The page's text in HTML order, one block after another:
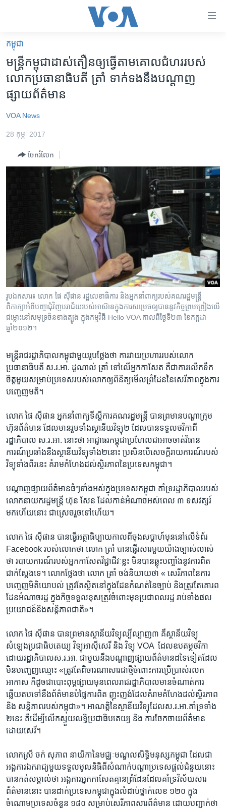
គេហទំព័រ​
ទាក់ទង
និង​
ចូល​
ទំព័រ​
ព័ត៌មាន​​
រំលង​
រំលង​
ចូល​
ទៅ​
កាន់​
ទំព័រ​
ស្វែង​
កម្ពុជា
អន្តរជាតិ
អាមេរិក
ព្រឹត្តិការណ៍ព័ត៌មាន
ទូរទស្សន៍ / វីដេអូ​
វិទ្យុ / ផតខាសថ៍
Khmer English
បណ្តាញ​សង្គម
ភាសា
កម្ពុជា
មន្រ្តីកម្ពុជា​ដាស់​តឿន​ឲ្យ​ធ្វើ​តាម​គោល​ជំហរ​របស់​
លោកប្រធានាធិបតី​​ ត្រាំ​ ទាក់​ទង​នឹង​បណ្តាញ​
ផ្សាយ​ព័ត៌មាន
VOA News
28 កុម្ភៈ 2017
ចែករំលែក
រូបឯកសារ៖ លោក ផៃ ស៊ីផាន រដ្ឋលេខាធិការ និង​អ្នក​នាំ​ពាក្យ​របស់​គណរដ្ឋមន្ត្រី
ពិភាក្សា​អំពី​បញ្ហា​ជុំវិញ​បរាជ័យ​របស់​អាស៊ាន​ក្នុងការ​សម្រេច​ឲ្យ​បាន​នូវ​កិច្ច​ព្រម​ព្រៀង​លើ​
ជម្លោះ​នៅ​សមុទ្រចិន​ខាង​ត្បូង ក្នុង​កម្មវិធី Hello VOA កាលពី​ថ្ងៃទី២៣ ខែកក្កដា
ឆ្នាំ២០១២។
មន្រ្តី​រាជ​រដ្ឋាភិបាល​កម្ពុជា​មួយរូប​ថ្លែង​ថា ការ​វាយ​ប្រហារ​របស់​លោក​
ប្រធានាធិបតី​ ស.រ.អា. ដូណាល់ ត្រាំ​ ទៅ​លើ​អ្នក​កាសែត​ គឺ​ជា​ការ​លើក​ទឹក​
ចិត្ត​មួយ​សម្រាប់​ប្រទេស​របស់​លោក​ឲ្យ​ពិនិត្យ​មើលព្រំ​ដែន​នៃ​សេរីភាព​ក្នុង​ការ​
បញ្ចេញ​មតិ។
លោក​ ផៃ ស៊ីផាន ​អ្នកនាំពាក្យ​ទីស្តីការ​គណរដ្ឋ​មន្ត្រី បាន​ព្រមាន​បណ្តា​ក្រុម​
ហ៊ុន​ព័ត៌មាន​ ដែល​មាន​រួម​ទាំង​ស្ថានីយវិទ្យុ​២​ ដែល​បាន​ទទួល​ថវិកា​ពី​
រដ្ឋាភិបាល​ ស.រ.អា.​ នោះ​ថា អាជ្ញាធរ​កម្ពុជា​ប្រហែល​ជា​អាច​ចាត់​វិធាន
ការណ៍​ប្រឆាំង​នឹង​ស្ថានីយ​វិទ្យុ​ទាំង​២​នោះ ​ប្រសិន​បើសេចក្តី​រាយការណ៍​របស់​
វិទ្យុ​ទាំង​ពីរ​នេះ ​គំរាម​កំហែង​ដល់​ស្ថិរភាព​នៃ​ប្រទេស​កម្ពុជា។
បណ្តាញ​ផ្សាយ​ព័ត៌មាន​ធំៗ​ទាំង​អស់​ក្នុង​ប្រទេស​កម្ពុជា ​គាំ​ទ្រ​រដ្ឋាភិបាល​របស់​
លោក​នាយក​រដ្ឋ​មន្ត្រី ហ៊ុន សែន​ ដែល​កាន់​អំណាច​អស់​ពេល​ ៣ ​ទសវត្សរ៍​
មក​ហើយ​នោះ​ ជា​ស្រេច​រួច​ទៅ​ហើយ។
លោក​ ផៃ ស៊ីផាន បាន​ធ្វើ​អត្ថាធិប្បាយ​កាល​ពី​ចុង​សប្តាហ៍​មុន​នៅ​លើ​ទំព័រ ​
Facebook ​របស់​លោក​ថា លោក​ ត្រាំ ​បាន​ផ្ញើរ​សារ​មួយ​យ៉ាង​ច្បាស់​លាស់​
ថា របាយការណ៍​របស់​អ្នក​កាសែត​វិជ្ជាជីវៈ​ខ្លះ មិន​បាន​ឆ្លុះ​បញ្ចាំង​នូវ​ការពិត​
ជាក់​ស្តែង​ទេ។ លោក​ថ្លែង​ថា លោក​ ត្រាំ ​ចង់​និយាយ​ថា « សេរីភាព​នៃ​ការ​
បញ្ចេញ​មិតិ​យោបល់ ត្រូវ​តែ​ស្ថិត​នៅ​ក្នុង​ដែន​កំណត់​នៃ​ច្បាប់ និង​ត្រូវ​តែ​គោរព​
ដែន​អំណាច​រដ្ឋ ក្នុង​កិច្ច​ទទួល​ខុស​ត្រូវ​ចំពោះ​មុខ​ប្រជាពលរដ្ឋ រាប់​ទាំង​ផល​
ប្រយោជន៍​និង​សន្តិភាព​ជាតិ»។
លោក​ ផៃ ស៊ីផាន ​បាន​ព្រមាន​ស្ថានីយ​វិទ្យុ​ល្បី​ល្បាញ​៣​ គឺ​ស្ថានីយវិទ្យុ​
សំឡេង​ប្រជាធិបតេយ្យ ​វិទ្យុអាស៊ីសេរី និង​ វិទ្យុ ​VOA ​ ដែល​ឧបតម្ថ​ថវិកា​
ដោយ​រដ្ឋាភិបាល​ស.រ.អា. ជាមួយ​នឹង​បណ្តាញ​ផ្សាយ​ព័ត៌មាន​ដទៃ​ទៀត​ដែល​
មិន​បញ្ចេញ​ឈ្មោះ​ «ត្រូវ​តែ​ពិចារណា​សារជា​ថ្មី​ចំពោះ​ការ​ប្រើប្រាស់​រលក​
អាកាស ក៏​ដូច​ជា​បោះពុម្ភ​ផ្សាយ​មុន​ពេល​រាជ​រដ្ឋាភិបាល​មាន​ចំណាត់​ការ
ឆ្លើយ​តប​ទៅ​នឹង​ព័ត៌មាន​បំផ្លៃ​ការ​ពិត ញុះញង់​ដែល​គំរាម​គំហែង​ដល់​ស្ថិរភាព
និង សន្តិភាពរបស់​កម្ពុជា‍»។ អាណត្តិ​នៃ​ស្ថានីយវិទ្យុ​ដែល​ស.រ.អា.​គាំ​ទ្រ​ទាំង​
២​នេះ គឺ​ដើម្បី​លើក​ស្ទួយ​លទ្ធិប្រជា​ធិប​តេយ្យ​ និង ការ​ចែក​ចាយ​ព័ត៌មាន​
ដោយ​សេរី។
លោក​ស្រី​ ចក់ សុភាព​ នាយិកា​នៃ​មជ្ឈៈមណ្ឌលសិទ្ធិ​មនុស្ស​កម្ពុជា​ ដែល​ជា​
អង្គការ​ឯក​រាជ្យ​មួយ​ទទួល​មូលនិធិ​ពី​សំណាក់​បណ្តា​ប្រទេស​ផ្តល់​ជំនួយ​នោះ
បាន​កត់​សម្គាល់​ថា អង្គការ​អ្នក​កាសែត​គ្មាន​ព្រំដែន​ដែល​គាំ​ទ្រវិស័យ​សារ
ព័ត៌មាន​នោះ បាន​ដាក់​ប្រទេស​កម្ពុជា​ក្នុង​លំដាប់​ថ្នាក់លេខ ១២០ ក្នុង​
ចំណោម​ប្រទេស​ចំនួន ​១៨០​ សម្រាប់​សេរីភាព​សារព័ត៌មាន ដោយ​បញ្ជាក់​ថា